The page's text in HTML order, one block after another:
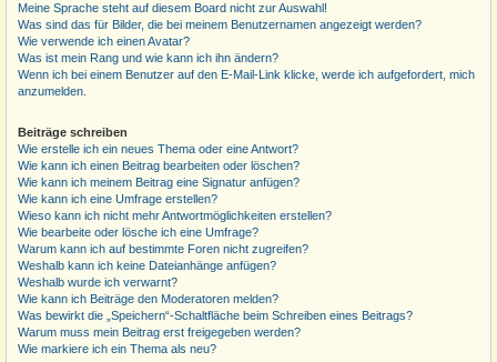
Meine Sprache steht auf diesem Board nicht zur Auswahl!
Was sind das für Bilder, die bei meinem Benutzernamen angezeigt werden?
Wie verwende ich einen Avatar?
Was ist mein Rang und wie kann ich ihn ändern?
Wenn ich bei einem Benutzer auf den E-Mail-Link klicke, werde ich aufgefordert, mich
anzumelden.
Beiträge schreiben
Wie erstelle ich ein neues Thema oder eine Antwort?
Wie kann ich einen Beitrag bearbeiten oder löschen?
Wie kann ich meinem Beitrag eine Signatur anfügen?
Wie kann ich eine Umfrage erstellen?
Wieso kann ich nicht mehr Antwortmöglichkeiten erstellen?
Wie bearbeite oder lösche ich eine Umfrage?
Warum kann ich auf bestimmte Foren nicht zugreifen?
Weshalb kann ich keine Dateianhänge anfügen?
Weshalb wurde ich verwarnt?
Wie kann ich Beiträge den Moderatoren melden?
Was bewirkt die „Speichern“-Schaltfläche beim Schreiben eines Beitrags?
Warum muss mein Beitrag erst freigegeben werden?
Wie markiere ich ein Thema als neu?